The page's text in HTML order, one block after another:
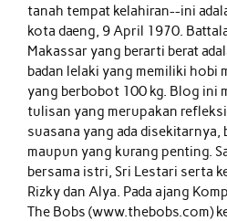
tanah tempat kelahiran--ini
kota daeng, 9 April 1970.
Makassar yang berarti berat
badan lelaki yang memiliki hobi
yang berbobot 100 kg. Blog ini
tulisan yang merupakan
suasana yang ada disekitarnya,
maupun yang kurang penting.
bersama istri, Sri Lestari serta
Rizky dan Alya. Pada ajang
The Bobs (www.thebobs.com)